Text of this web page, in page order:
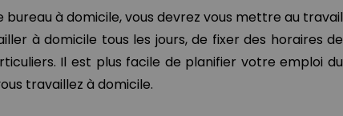
à domicile, vous devrez vous mettre au travail
à domicile tous les jours, de fixer des horaires de
Il est plus facile de planifier votre emploi du
travaillez à domicile.